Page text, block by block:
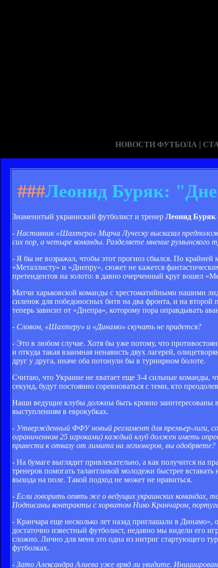
НОВОСТИ ФУТБОЛА |
###Леонид Буряк:
Знаменитый украинский футболист и тренер Леонид Буряк
- Наставник «Шахтера» Мирча Луческу высказал
сих пор, а четыре команды. Разделяете мнение румынского
- Я бы не возражал, чтобы этот прогноз сбылся. По
«Металлисту» и «Днепру», сюжет не кажется
претендентов на золото: в давно очерченный круг вошел
Матчи харьковской команды с хрестоматийными нашими
силенок для победоносных битв на два фронта, и на
теперь зависит от «Днепра», которому пора оправдывать
- Словом, «Шахтеру» и «Динамо» скучать не придется?
- Это в любом случае. Хотя бы уже потому, что
и откуда такая взаимная ненависть двух лагерей,
друг у друга, иначе оба потонули бы в турнирном болоте.
Считаю, что Украине не хватает еще 3-4 сильные команды,
секунд, будут постоянно соревноваться с теми, кто
Наши ведущие клубы должны быть кровно заинтересованы
выступлениям в еврокубках.
- Утвержденный ФФУ новый регламент для премьер-лиги,
ограниченном 25 игроками) каждый клуб должен иметь
привести к отказу от лимита на легионеров, вы одобряете?
- На бумаге выглядит привлекательно, а как получится на
тренеров помогать талантливой молодежи быстрее
выхода на поле. Такой подход не может не нравиться.
- Если говорить опять же о ведущих украинских
Подписаны контракты с хорватом Нико Кранчаром,
- Кранчара еще несколько лет назад приглашали в Динамо»,
достаточно известный футболист, недавно мы видели его
сложно. Лично для меня это одна из интриг стартующего
футболках.
- Зато Александра Алиева уже вряд ли увидите.